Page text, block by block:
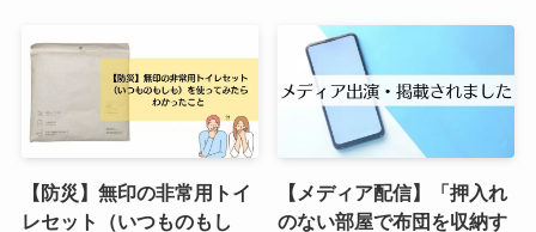
【防災】無印の非常用トイ
レセット（いつものもし
【メディア配信】「押入れ
のない部屋で布団を収納す